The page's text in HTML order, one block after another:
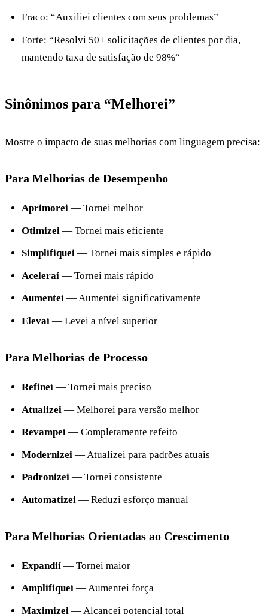
Fraco: “Auxiliei clientes com seus problemas”
Forte: “Resolvi 50+ solicitações de clientes por dia,
mantendo taxa de satisfação de 98%“
Sinônimos para “Melhorei”
Mostre o impacto de suas melhorias com linguagem precisa:
Para Melhorias de Desempenho
Aprimorei— Tornei melhor
Otimizei— Tornei mais eficiente
Simplifiquei— Tornei mais simples e rápido
Aceleraí— Tornei mais rápido
Aumenteí— Aumentei significativamente
Elevaí— Levei a nível superior
Para Melhorias de Processo
Refineí— Tornei mais preciso
Atualizei — Melhorei para versão melhor
Revampeí— Completamente refeito
Modernizei — Atualizei para padrões atuais
Padronizei— Tornei consistente
Automatizei — Reduzi esforço manual
Para Melhorias Orientadas ao Crescimento
Expandií— Tornei maior
Amplifiqueí— Aumentei força
Maximizei— Alcancei potencial total